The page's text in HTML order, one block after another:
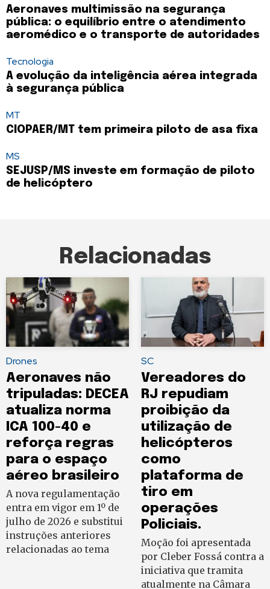
Aeronaves multimissão na segurança
pública: o equilíbrio entre o atendimento
aeromédico e o transporte de autoridades
Tecnologia
A evolução da inteligência aérea integrada
à segurança pública
MT
CIOPAER/MT tem primeira piloto de asa fixa
MS
SEJUSP/MS investe em formação de piloto
de helicóptero
Relacionadas
Drones
Aeronaves não
tripuladas: DECEA
atualiza norma
ICA 100-40 e
reforça regras
para o espaço
aéreo brasileiro
A nova regulamentação
entra em vigor em 1º de
julho de 2026 e substitui
instruções anteriores
relacionadas ao tema
SC
Vereadores do
RJ repudiam
proibição da
utilização de
helicópteros
como
plataforma de
tiro em
operações
Policiais.
Moção foi apresentada
por Cleber Fossá contra a
iniciativa que tramita
atualmente na Câmara